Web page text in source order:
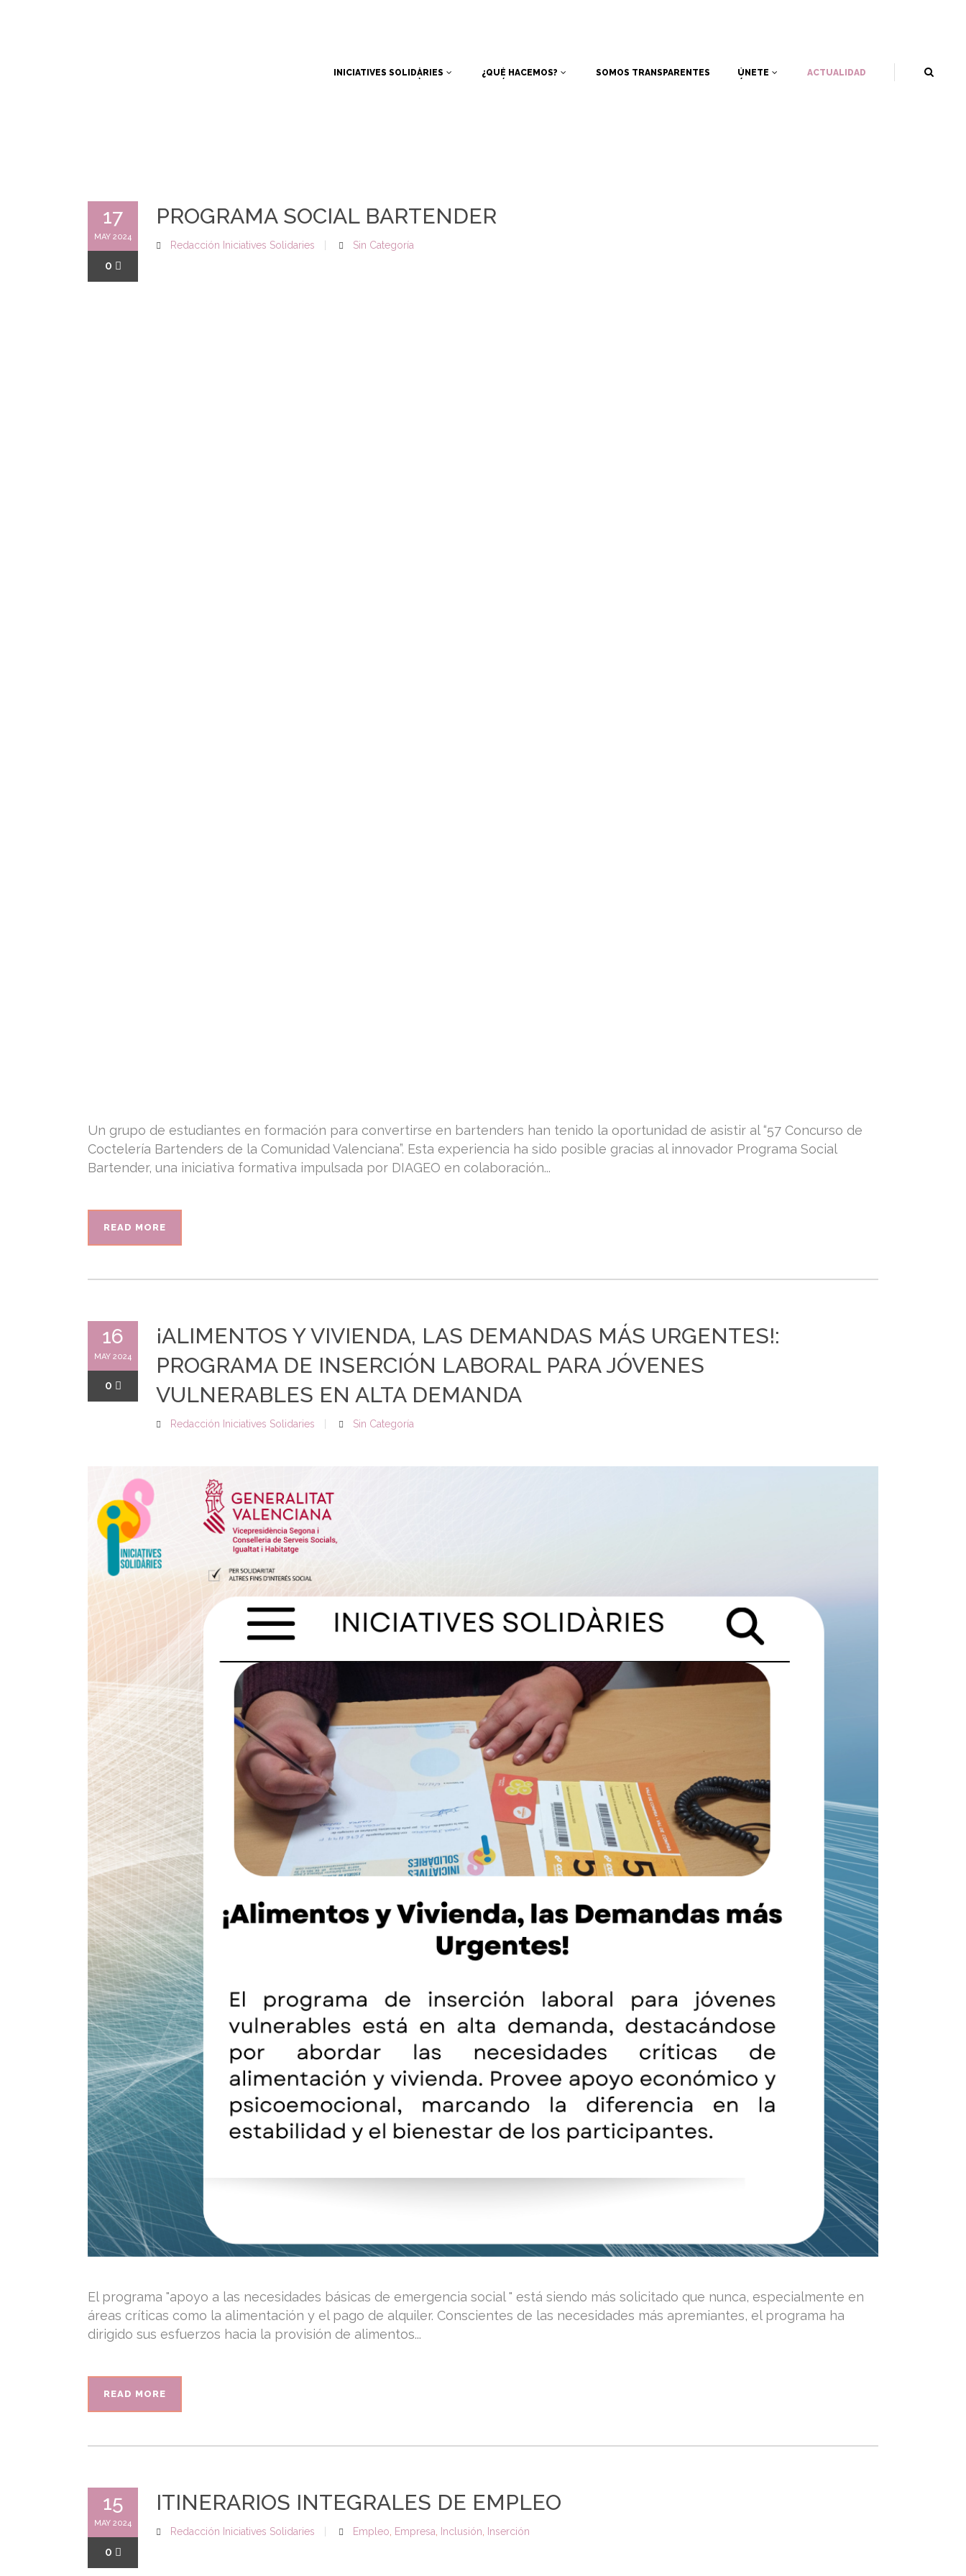
INICIATIVES SOLIDÀRIES
¿QUÉ HACEMOS?
SOMOS TRANSPARENTES
ÚNETE
ACTUALIDAD
17
MAY 2024
0
PROGRAMA SOCIAL BARTENDER
Redacción Iniciatives Solidaries Sin Categoría
Un grupo de estudiantes en formación para convertirse en bartenders han tenido la oportunidad de asistir al “57 Concurso de
Coctelería Bartenders de la Comunidad Valenciana”. Esta experiencia ha sido posible gracias al innovador Programa Social
Bartender, una iniciativa formativa impulsada por DIAGEO en colaboración...
READ MORE
16
MAY 2024
0
¡ALIMENTOS Y VIVIENDA, LAS DEMANDAS MÁS URGENTES!:
PROGRAMA DE INSERCIÓN LABORAL PARA JÓVENES
VULNERABLES EN ALTA DEMANDA
Redacción Iniciatives Solidaries Sin Categoría
El programa "apoyo a las necesidades básicas de emergencia social " está siendo más solicitado que nunca, especialmente en
áreas críticas como la alimentación y el pago de alquiler. Conscientes de las necesidades más apremiantes, el programa ha
dirigido sus esfuerzos hacia la provisión de alimentos...
READ MORE
15
MAY 2024
0
ITINERARIOS INTEGRALES DE EMPLEO
Redacción Iniciatives Solidaries Empleo Empresa Inclusión Inserción